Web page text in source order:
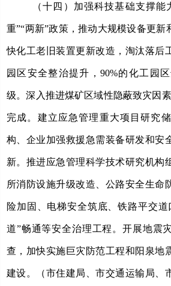
（十四）加强科技基础支撑能
重”“两新”政策，推动大规模设备更新
快化工老旧装置更新改造，淘汰落后
园区安全整治提升，90%的化工园
级。深入推进煤矿区域性隐蔽致灾因素
完成。 建立应急管理重大项目研究
构、企业加强救援急需装备研发和安
新。推进应急管理科学技术研究机构
所消防设施升级改造、公路安全生命
险加固、电梯安全筑底、铁路平交
道”畅通等安全治理工程。开展地震
查，加快实施巨灾防范工程和阳泉地
建设。（市住建局、市交通运输局、